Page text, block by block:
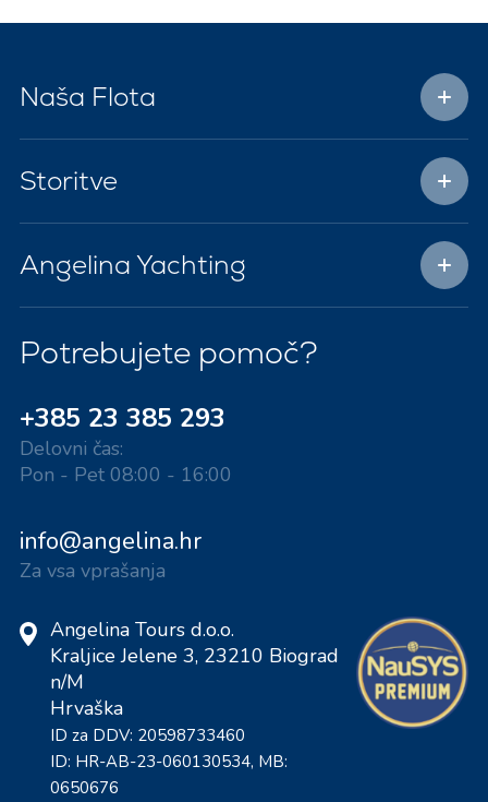
Naša Flota
Storitve
Angelina Yachting
Potrebujete pomoč?
+385 23 385 293
Delovni čas:
Pon - Pet 08:00 - 16:00
info@angelina.hr
Za vsa vprašanja
Angelina Tours d.o.o.
Kraljice Jelene 3, 23210 Biograd
n/M
Hrvaška
ID za DDV: 20598733460
ID: HR-AB-23-060130534, MB:
0650676